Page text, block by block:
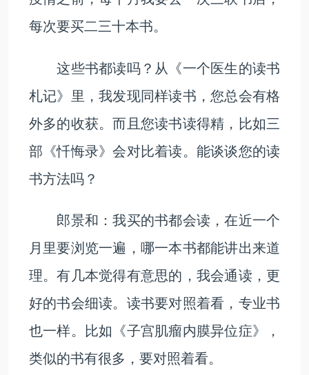
每次要买二三十本书。
这些书都读吗？从《一个医生的读书
札记》里，我发现同样读书，您总会有格
外多的收获。而且您读书读得精，比如三
部《忏悔录》会对比着读。能谈谈您的读
书方法吗？
郎景和：我买的书都会读，在近一个
月里要浏览一遍，哪一本书都能讲出来道
理。有几本觉得有意思的，我会通读，更
好的书会细读。读书要对照着看，专业书
也一样。比如《子宫肌瘤内膜异位症》，
类似的书有很多，要对照着看。